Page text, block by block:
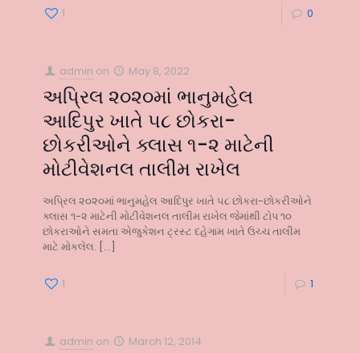
1 0
admin on May 8, 2022
અપ્રિલ ૨૦૨૦માં ભાનુમહેલ
આદિપુર ખાતે ૫૮ છોકરા-
છોકરીઓને ક્લાસ ૧-૨ માટેની
મોટીવેશનલ તાલીમ રાખેલ
અપ્રિલ ૨૦૨૦માં ભાનુમહેલ આદિપુર ખાતે ૫૮ છોકરા-છોકરીઓને
ક્લાસ ૧-૨ માટેની મોટીવેશનલ તાલીમ રાખેલ જેમાંથી ટોપ ૧૦
છોકરાઓને સમતા એજુકેશન ટ્રસ્ટ દહેગામ ખાતે ઉચ્ચ તાલીમ
માટે મોકલેલ. […]
1 1
admin on March 12, 2014